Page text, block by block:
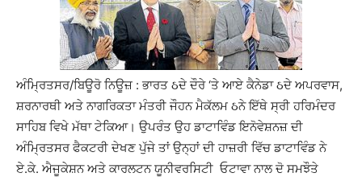
ਅੰਮ੍ਰਿਤਸਰ/ਬਿਊਰੋ ਨਿਊਜ਼ : ਭਾਰਤ ઠਦੇ ਦੌਰੇ ‘ਤੇ ਆਏ ਕੈਨੇਡਾ ઠਦੇ ਅਪਰਵਾਸ,
ਸ਼ਰਨਾਰਥੀ ਅਤੇ ਨਾਗਰਿਕਤਾ ਮੰਤਰੀ ਜੌਹਨ ਮੈਕੱਲਮ ઠਨੇ ਇੱਥੇ ਸ੍ਰੀ ਹਰਿਮੰਦਰ
ਸਾਹਿਬ ਵਿਖੇ ਮੱਥਾ ਟੇਕਿਆ। ਉਪਰੰਤ ਉਹ ਡਾਟਾਵਿੰਡ ਇਨੋਵੇਸ਼ਨਜ਼ ਦੀ
ਅੰਮ੍ਰਿਤਸਰ ਫੈਕਟਰੀ ਦੇਖਣ ਪੁੱਜੇ ਤਾਂ ਉਨ੍ਹਾਂ ਦੀ ਹਾਜ਼ਰੀ ਵਿੱਚ ਡਾਟਾਵਿੰਡ ਨੇ
ਏ.ਕੇ. ਐਜੂਕੇਸ਼ਨ ਅਤੇ ਕਾਰਲਟਨ ਯੂਨੀਵਰਸਿਟੀ ਓਟਾਵਾ ਨਾਲ ਦੋ ਸਮਝੌਤੇ